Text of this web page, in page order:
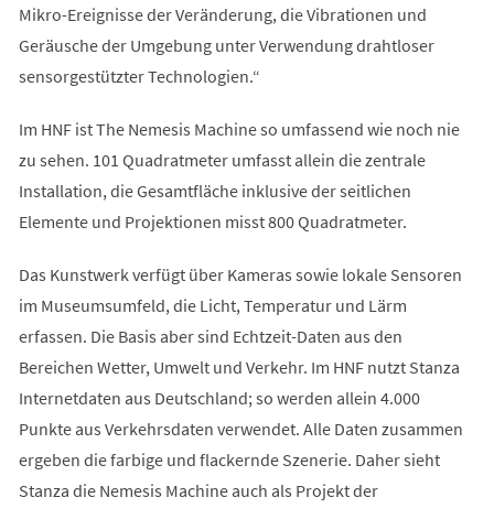
Mikro-Ereignisse der Veränderung, die Vibrationen und
Geräusche der Umgebung unter Verwendung drahtloser
sensorgestützter Technologien.“
Im HNF ist The Nemesis Machine so umfassend wie noch nie
zu sehen. 101 Quadratmeter umfasst allein die zentrale
Installation, die Gesamtfläche inklusive der seitlichen
Elemente und Projektionen misst 800 Quadratmeter.
Das Kunstwerk verfügt über Kameras sowie lokale Sensoren
im Museumsumfeld, die Licht, Temperatur und Lärm
erfassen. Die Basis aber sind Echtzeit-Daten aus den
Bereichen Wetter, Umwelt und Verkehr. Im HNF nutzt Stanza
Internetdaten aus Deutschland; so werden allein 4.000
Punkte aus Verkehrsdaten verwendet. Alle Daten zusammen
ergeben die farbige und flackernde Szenerie. Daher sieht
Stanza die Nemesis Machine auch als Projekt der